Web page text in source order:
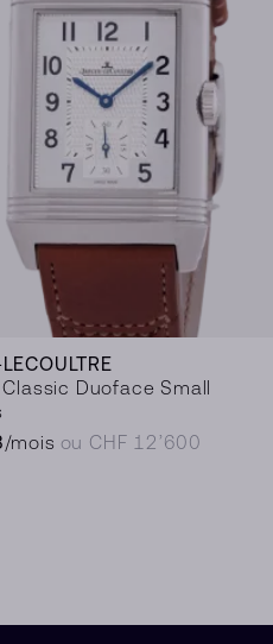
Duoface Small
/mois ou CHF 12’600